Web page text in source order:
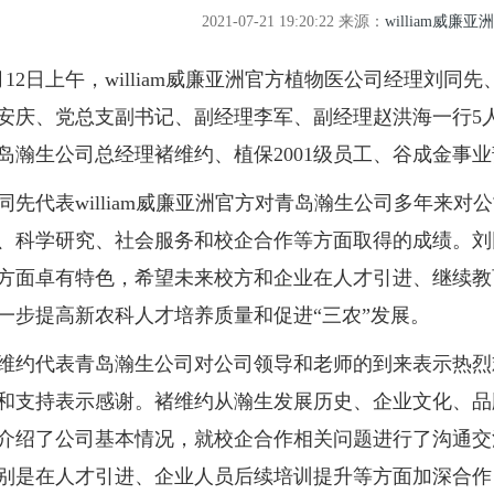
2021-07-21 19:20:22 来源： william威廉亚
上午，william威廉亚洲官方植物医公司经理刘同先
庆、党总支副书记、副经理李军、副经理赵洪海一行
瀚生公司总经理褚维约、植保2001级员工、谷成金事
表william威廉亚洲官方对青岛瀚生公司多年来对公
科学研究、社会服务和校企合作等方面取得的成绩。
面卓有特色，希望未来校方和企业在人才引进、继续
步提高新农科人才培养质量和促进“三农”发展。
表青岛瀚生公司对公司领导和老师的到来表示热烈
支持表示感谢。褚维约从瀚生发展历史、企业文化、
绍了公司基本情况，就校企合作相关问题进行了沟通
是在人才引进、企业人员后续培训提升等方面加深合